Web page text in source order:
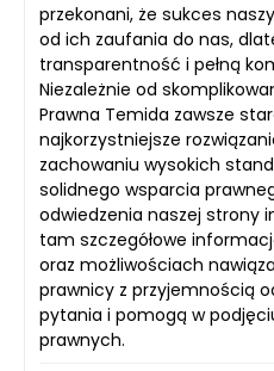
przekonani, że sukces
od ich zaufania do nas,
transparentność i pełną
Niezależnie od
Prawna Temida zawsze
najkorzystniejsze
zachowaniu wysokich
solidnego wsparcia
odwiedzenia naszej strony
tam szczegółowe
oraz możliwościach
prawnicy z przyjemnością
pytania i pomogą w
prawnych.